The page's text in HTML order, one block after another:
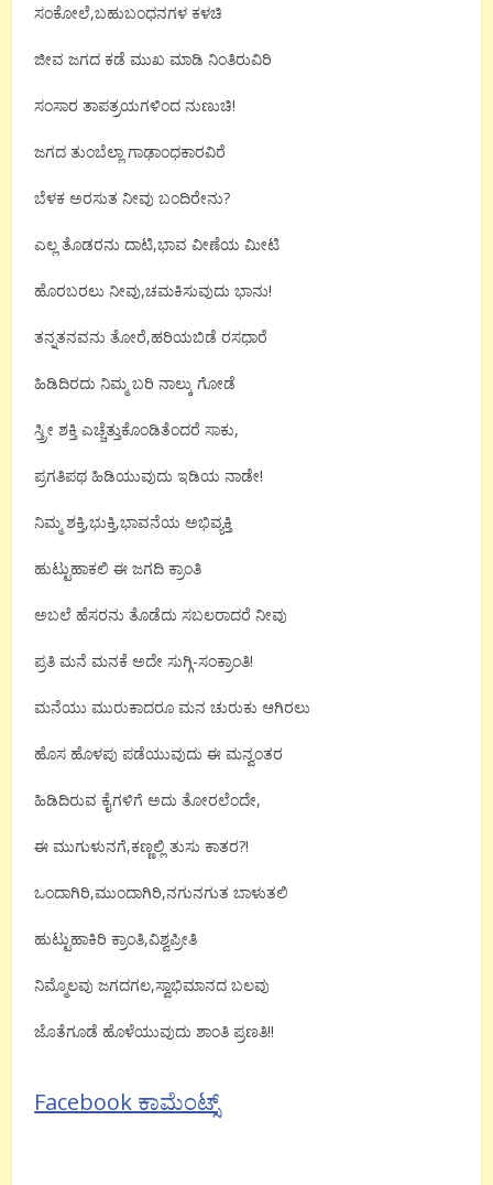
ಸಂಕೋಲೆ,ಬಹುಬಂಧನಗಳ ಕಳಚಿ
ಜೀವ ಜಗದ ಕಡೆ ಮುಖ ಮಾಡಿ ನಿಂತಿರುವಿರಿ
ಸಂಸಾರ ತಾಪತ್ರಯಗಳಿಂದ ನುಣುಚಿ!
ಜಗದ ತುಂಬೆಲ್ಲಾ ಗಾಢಾಂಧಕಾರವಿರೆ
ಬೆಳಕ ಅರಸುತ ನೀವು ಬಂದಿರೇನು?
ಎಲ್ಲ ತೊಡರನು ದಾಟಿ,ಭಾವ ವೀಣೆಯ ಮೀಟಿ
ಹೊರಬರಲು ನೀವು,ಚಮಕಿಸುವುದು ಭಾನು!
ತನ್ನತನವನು ತೋರೆ,ಹರಿಯಬಿಡೆ ರಸಧಾರೆ
ಹಿಡಿದಿರದು ನಿಮ್ಮ ಬರಿ ನಾಲ್ಕು ಗೋಡೆ
ಸ್ತ್ರೀ ಶಕ್ತಿ ಎಚ್ಚೆತ್ತುಕೊಂಡಿತೆಂದರೆ ಸಾಕು,
ಪ್ರಗತಿಪಥ ಹಿಡಿಯುವುದು ಇಡಿಯ ನಾಡೇ!
ನಿಮ್ಮ ಶಕ್ತಿ,ಭುಕ್ತಿ,ಭಾವನೆಯ ಅಭಿವ್ಯಕ್ತಿ
ಹುಟ್ಟುಹಾಕಲಿ ಈ ಜಗದಿ ಕ್ರಾಂತಿ
ಅಬಲೆ ಹೆಸರನು ತೊಡೆದು ಸಬಲರಾದರೆ ನೀವು
ಪ್ರತಿ ಮನೆ ಮನಕೆ ಅದೇ ಸುಗ್ಗಿ-ಸಂಕ್ರಾಂತಿ!
ಮನೆಯು ಮುರುಕಾದರೂ ಮನ ಚುರುಕು ಆಗಿರಲು
ಹೊಸ ಹೊಳಪು ಪಡೆಯುವುದು ಈ ಮನ್ವಂತರ
ಹಿಡಿದಿರುವ ಕೈಗಳಿಗೆ ಅದು ತೋರಲೆಂದೇ,
ಈ ಮುಗುಳುನಗೆ,ಕಣ್ಣಲ್ಲಿ ತುಸು ಕಾತರ?!
ಒಂದಾಗಿರಿ,ಮುಂದಾಗಿರಿ,ನಗುನಗುತ ಬಾಳುತಲಿ
ಹುಟ್ಟುಹಾಕಿರಿ ಕ್ರಾಂತಿ,ವಿಶ್ವಪ್ರೀತಿ
ನಿಮ್ಮೊಲವು ಜಗದಗಲ,ಸ್ವಾಭಿಮಾನದ ಬಲವು
ಜೊತೆಗೂಡೆ ಹೊಳೆಯುವುದು ಶಾಂತಿ ಪ್ರಣತಿ!!
Facebook ಕಾಮೆಂಟ್ಸ್